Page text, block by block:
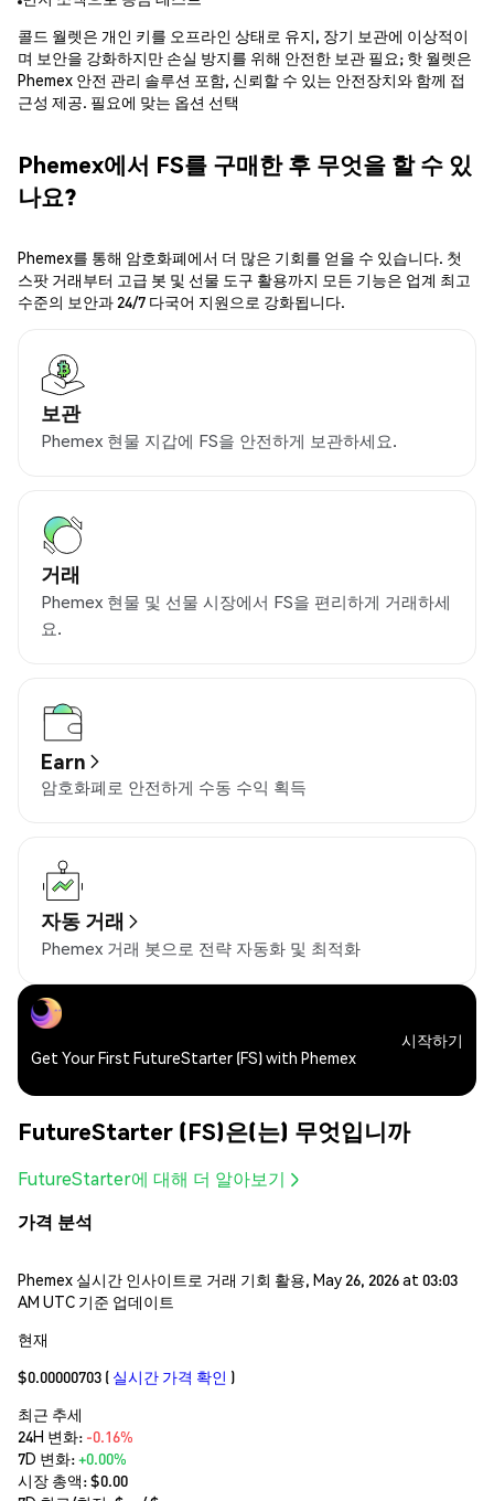
콜드 월렛은 개인 키를 오프라인 상태로 유지, 장기 보관에 이상적이
며 보안을 강화하지만 손실 방지를 위해 안전한 보관 필요; 핫 월렛은
Phemex 안전 관리 솔루션 포함, 신뢰할 수 있는 안전장치와 함께 접
근성 제공. 필요에 맞는 옵션 선택
Phemex에서 FS를 구매한 후 무엇을 할 수 있
나요?
Phemex를 통해 암호화폐에서 더 많은 기회를 얻을 수 있습니다. 첫
스팟 거래부터 고급 봇 및 선물 도구 활용까지 모든 기능은 업계 최고
수준의 보안과 24/7 다국어 지원으로 강화됩니다.
보관
Phemex 현물 지갑에 FS을 안전하게 보관하세요.
거래
Phemex 현물 및 선물 시장에서 FS을 편리하게 거래하세
요.
Earn
암호화폐로 안전하게 수동 수익 획득
자동 거래
Phemex 거래 봇으로 전략 자동화 및 최적화
Get Your First FutureStarter (FS) with Phemex
시작하기
FutureStarter (FS)은(는) 무엇입니까
FutureStarter에 대해 더 알아보기
가격 분석
Phemex 실시간 인사이트로 거래 기회 활용, May 26, 2026 at 03:03
AM UTC 기준 업데이트
현재
$0.00000703 ( 실시간 가격 확인 )
최근 추세
24H 변화: -0.16%
7D 변화:+0.00%
시장 총액:$0.00